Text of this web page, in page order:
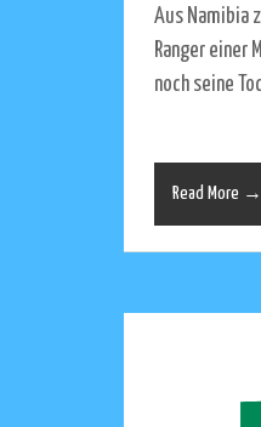
Aus Namibia
Ranger einer
noch seine
Read More →